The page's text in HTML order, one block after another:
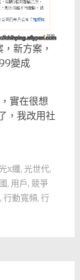
新方案，
變成
實在很想
，我改用社
x纖, 光世代,
, 用戶, 競爭
, 行動寬頻, 行